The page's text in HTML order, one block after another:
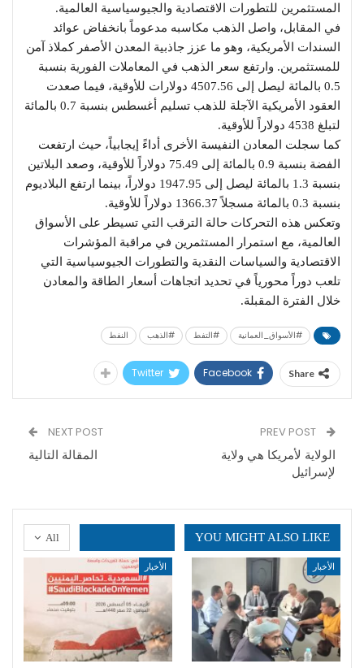
المستثمرين للتطورات الاقتصادية والجيوسياسية العالمية.
في المقابل، واصل الذهب مكاسبه مدعوماً بانخفاض عوائد
السندات الأمريكية، وهو ما عزز جاذبية المعدن الأصفر كملاذ آمن
للمستثمرين. وارتفع سعر الذهب في المعاملات الفورية بنسبة
0.5 بالمائة ليصل إلى 4507.56 دولارات للأوقية، فيما صعدت
العقود الأمريكية الآجلة للذهب تسليم أغسطس بنسبة 0.7 بالمائة
لتبلغ 4538 دولاراً للأوقية.
كما سجلت المعادن النفيسة الأخرى أداءً إيجابياً، حيث ارتفعت
الفضة بنسبة 0.9 بالمائة إلى 75.49 دولاراً للأوقية، وصعد البلاتين
بنسبة 1.3 بالمائة ليصل إلى 1947.95 دولاراً، بينما ارتفع البلاديوم
بنسبة 0.3 بالمائة مسجلاً 1366.37 دولاراً للأوقية.
وتعكس هذه التحركات حالة الترقب التي تسيطر على الأسواق
العالمية، مع استمرار المستثمرين في مراقبة المؤشرات
الاقتصادية والسياسات النقدية والتطورات الجيوسياسية التي
تلعب دوراً محورياً في تحديد اتجاهات أسعار الطاقة والمعادن
خلال الفترة المقبلة.
#الأسواق_العمانية #التفط #الذهب النفط
Share
Facebook
Twitter
الولاية لأمريكا هي ولاية
لإسرائيل
NEXT POST
المقالة التالية
All YOU MIGHT ALSO LIKE
الأخبار الأخبار